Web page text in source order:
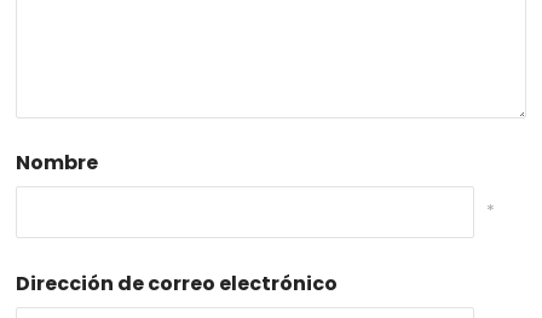
Nombre
*
Dirección de correo electrónico